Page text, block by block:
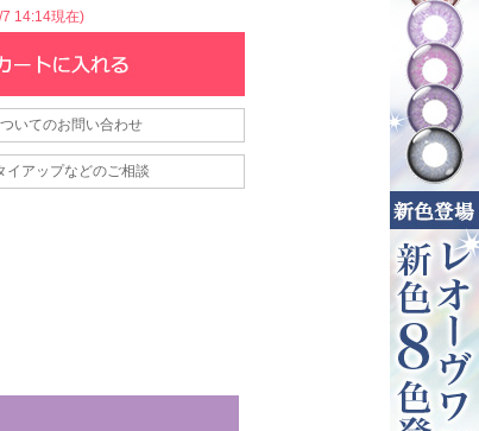
14:14現在)
いてのお問い合わせ
イアップなどのご相談